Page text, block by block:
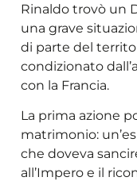
Rinaldo trovò un
una grave
di parte del
condizionato
con la Francia.
La prima azione
matrimonio:
che doveva
all’Impero e il